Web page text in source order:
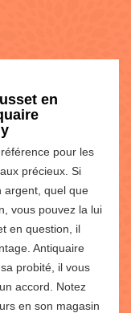
en
pour les
précieux. Si
argent, quel que
vous pouvez la lui
en question, il
Antiquaire
probité, il vous
accord. Notez
en son magasin